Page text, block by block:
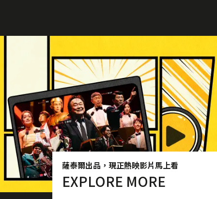
薩泰爾出品，現正熱映影片馬上看
EXPLORE MORE